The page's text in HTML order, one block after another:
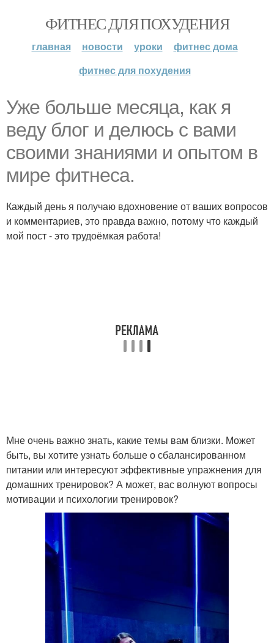
ФИТНЕС ДЛЯ ПОХУДЕНИЯ
главная новости уроки
фитнес дома
фитнес для похудения
Уже больше месяца, как я
веду блог и делюсь с вами
своими знаниями и опытом в
мире фитнеса.
Каждый день я получаю вдохновение от ваших вопросов
и комментариев, это правда важно, потому что каждый
мой пост - это трудоёмкая работа!
Мне очень важно знать, какие темы вам близки. Может
быть, вы хотите узнать больше о сбалансированном
питании или интересуют эффективные упражнения для
домашних тренировок? А может, вас волнуют вопросы
мотивации и психологии тренировок?